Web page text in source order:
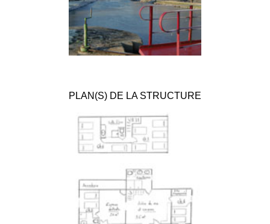
PLAN(S) DE LA STRUCTURE